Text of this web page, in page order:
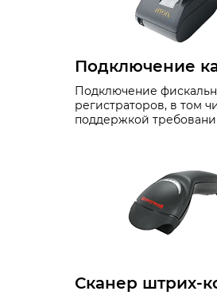
Подключение
Подключение
регистраторов, в том
поддержкой
Сканер штрих-